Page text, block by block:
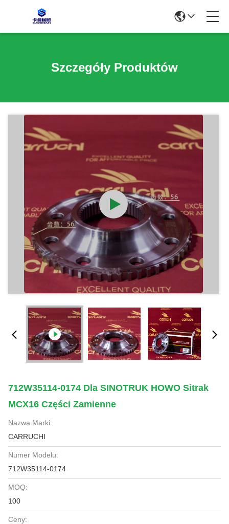
Szczegóły Produktów
712W35114-0174 Dla SINOTRUK HOWO Sitrak
MCX16 Części Zamienne
Nazwa Marki:
CARRUCHI
Numer Modelu:
712W35114-0174
MOQ:
100
Ceny: